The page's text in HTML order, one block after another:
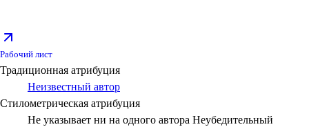
Рабочий лист
Традиционная атрибуция
Неизвестный автор
Стилометрическая атрибуция
Не указывает ни на одного автора Неубедительный